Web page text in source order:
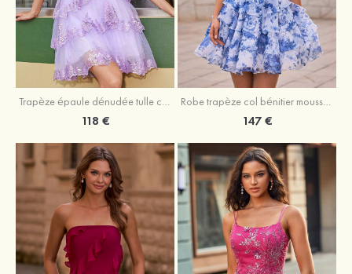
Trapèze épaule dénudée tulle courte/mini robe de fête de la rentrée avec paillettes
118 €
Robe trapèze col bénitier mousseline courte/mini robe de fête de la rentrée avec appliqué
147 €